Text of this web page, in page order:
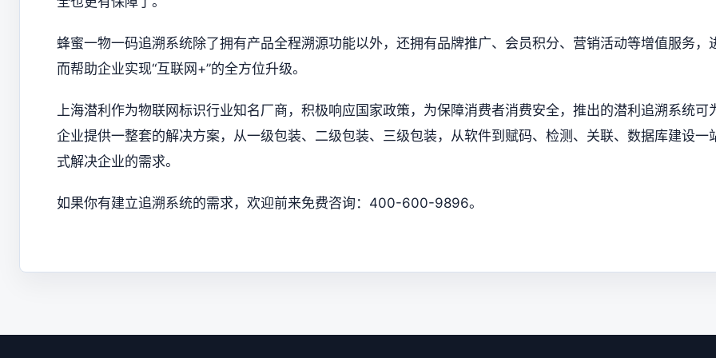
蜂蜜一物一码追溯系统除了拥有产品全程溯源功能以外，还拥有品牌推广、会员积分、营销活动等增值服务，
而帮助企业实现“互联网+”的全方位升级。
上海潜利作为物联网标识行业知名厂商，积极响应国家政策，为保障消费者消费安全，推出的潜利追溯系统可
企业提供一整套的解决方案，从一级包装、二级包装、三级包装，从软件到赋码、检测、关联、数据库建设一
式解决企业的需求。
如果你有建立追溯系统的需求，欢迎前来免费咨询：400-600-9896。